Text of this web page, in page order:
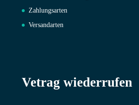
Zahlungsarten
Versandarten
Vetrag wiederrufen